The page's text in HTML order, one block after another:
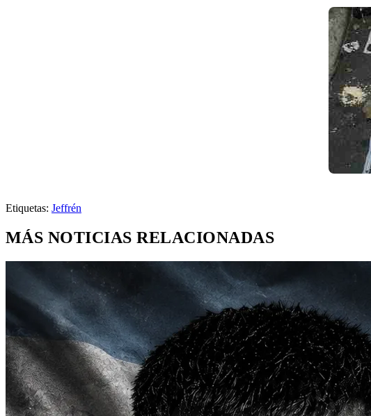
Etiquetas: Jeffrén
MÁS NOTICIAS RELACIONADAS